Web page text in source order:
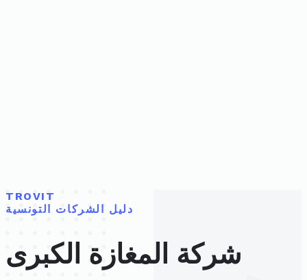
TROVIT
دليل الشركات التونسية
شركة المغازة الكبرى